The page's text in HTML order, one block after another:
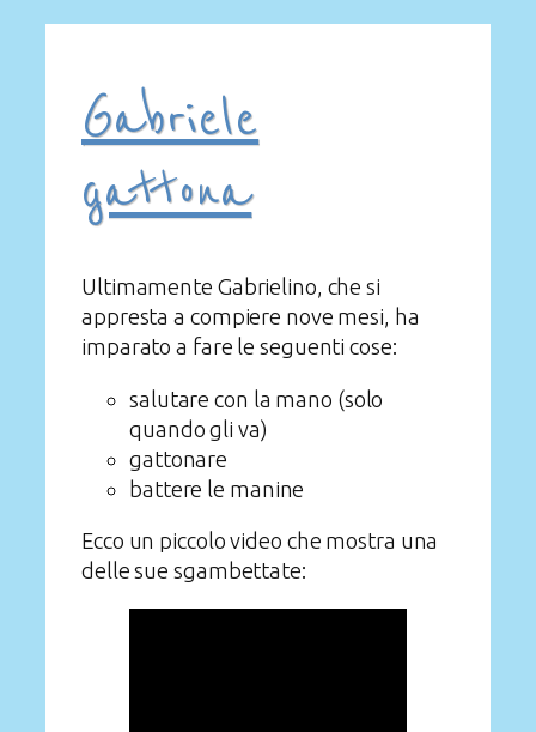
Gabriele
gattona
Ultimamente Gabrielino, che si
appresta a compiere nove mesi, ha
imparato a fare le seguenti cose:
salutare con la mano (solo
quando gli va)
gattonare
battere le manine
Ecco un piccolo video che mostra una
delle sue sgambettate: